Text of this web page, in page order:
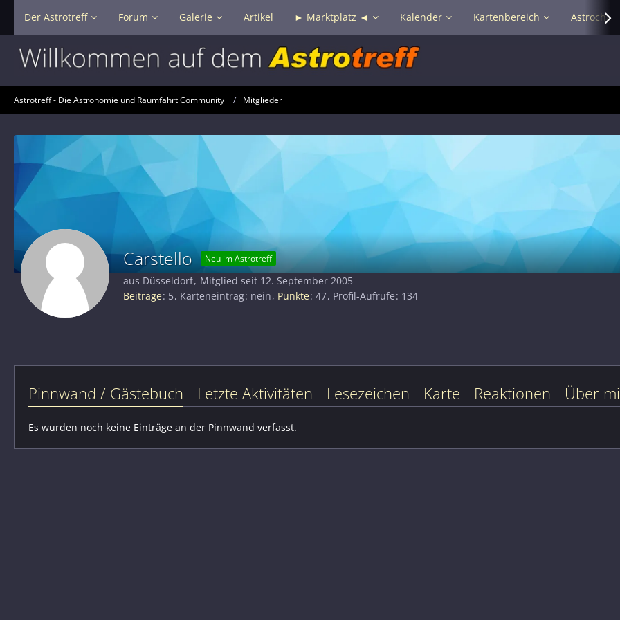
Der Astrotreff Forum Galerie Artikel ► Marktplatz ◄ Kalender Kartenbereich Astrochat
Astrotreff - Die Astronomie und Raumfahrt Community Mitglieder
Carstello Neu im Astrotreff
aus Düsseldorf Mitglied seit 12. September 2005
Beiträge 5 Karteneintrag nein Punkte 47 Profil-Aufrufe 134
Pinnwand / Gästebuch Letzte Aktivitäten Lesezeichen Karte Reaktionen Über
Es wurden noch keine Einträge an der Pinnwand verfasst.